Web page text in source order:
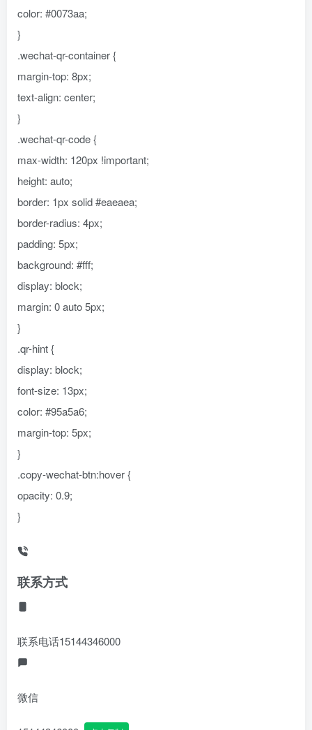
color: #0073aa;
}
.wechat-qr-container {
margin-top: 8px;
text-align: center;
}
.wechat-qr-code {
max-width: 120px !important;
height: auto;
border: 1px solid #eaeaea;
border-radius: 4px;
padding: 5px;
background: #fff;
display: block;
margin: 0 auto 5px;
}
.qr-hint {
display: block;
font-size: 13px;
color: #95a5a6;
margin-top: 5px;
}
.copy-wechat-btn:hover {
opacity: 0.9;
}
联系方式
联系电话15144346000
微信